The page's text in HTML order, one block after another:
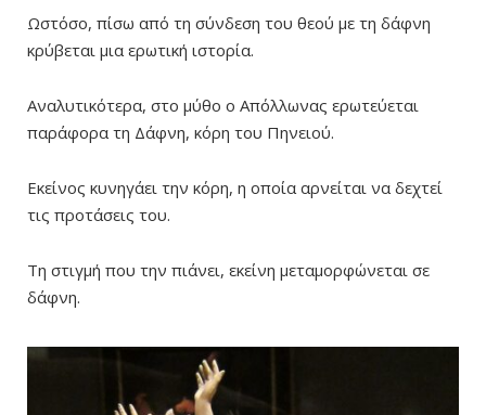
Ωστόσο, πίσω από τη σύνδεση του θεού με τη δάφνη
κρύβεται μια ερωτική ιστορία.
Αναλυτικότερα, στο μύθο ο Απόλλωνας ερωτεύεται
παράφορα τη Δάφνη, κόρη του Πηνειού.
Εκείνος κυνηγάει την κόρη, η οποία αρνείται να δεχτεί
τις προτάσεις του.
Τη στιγμή που την πιάνει, εκείνη μεταμορφώνεται σε
δάφνη.